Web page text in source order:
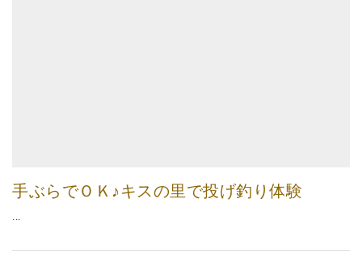
手ぶらでＯＫ♪キスの里で投げ釣り体験
...